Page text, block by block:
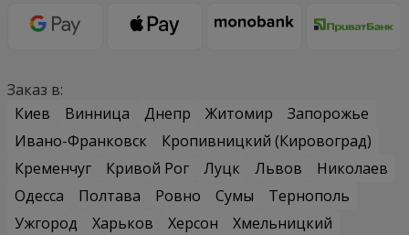
Заказ в:
Киев
Винница Днепр Житомир
Запорожье
Ивано-Франковск
Кропивницкий (Кировоград)
Кременчуг
Кривой Рог Луцк Львов
Николаев
Одесса
Полтава Ровно Сумы
Тернополь
Ужгород
Харьков Херсон
Хмельницкий